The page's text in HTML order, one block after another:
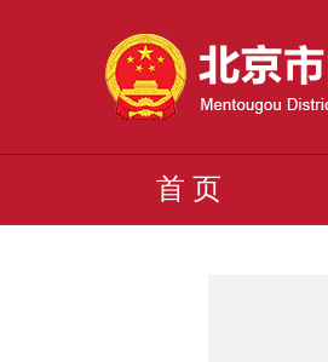
首 页